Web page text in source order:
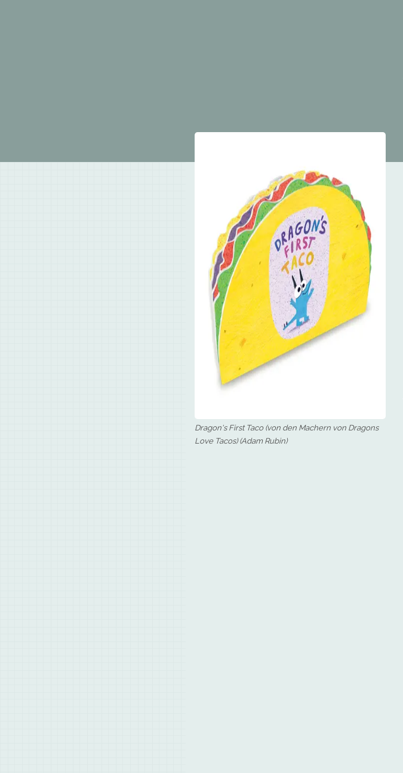
Dragon's First Taco (von den Machern von Dragons
Love Tacos) (Adam Rubin)